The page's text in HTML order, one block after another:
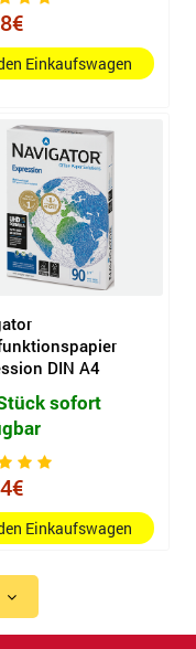
Einkaufswagen
DIN A4
sofort
Einkaufswagen